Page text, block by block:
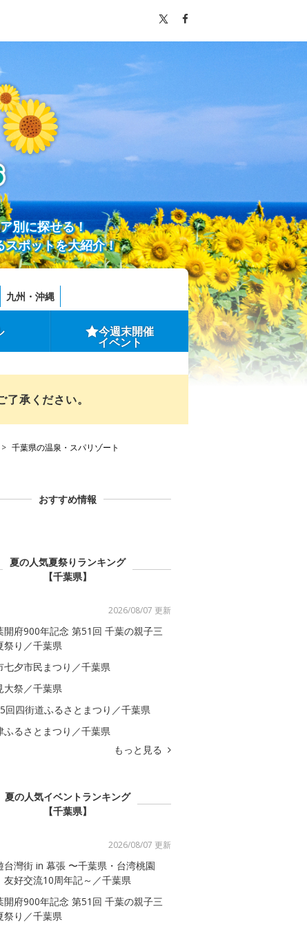
別に探せる！
スポットを大紹介！
九州・沖縄
今週末開催
イベント
承ください。
千葉県の温泉・スパリゾート
おすすめ情報
夏の人気夏祭りランキング
【千葉県】
2026/08/07 更新
開府900年記念 第51回 千葉の親子三
祭り／千葉県
七夕市民まつり／千葉県
大祭／千葉県
回四街道ふるさとまつり／千葉県
ふるさとまつり／千葉県
もっと見る
夏の人気イベントランキング
【千葉県】
2026/08/07 更新
台灣街 in 幕張 〜千葉県・台湾桃園
好交流10周年記～／千葉県
開府900年記念 第51回 千葉の親子三
祭り／千葉県